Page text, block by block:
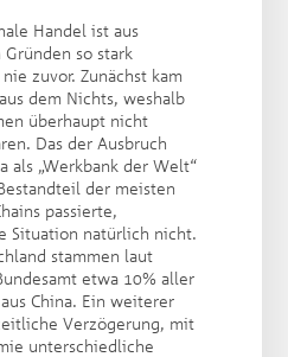
Handel ist aus
so stark
zuvor. Zunächst kam
dem Nichts, weshalb
überhaupt nicht
Das der Ausbruch
als „Werkbank der Welt“
der meisten
passierte,
Situation natürlich nicht.
stammen laut
etwa 10% aller
China. Ein weiterer
Verzögerung, mit
unterschiedliche